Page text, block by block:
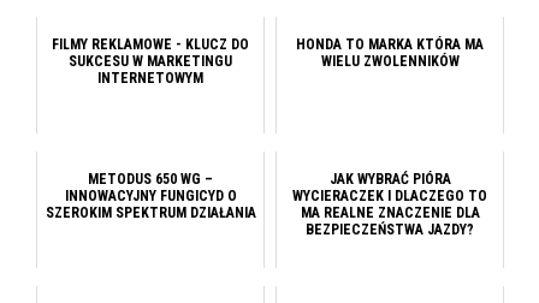
FILMY REKLAMOWE - KLUCZ DO
SUKCESU W MARKETINGU
INTERNETOWYM
HONDA TO MARKA KTÓRA MA
WIELU ZWOLENNIKÓW
METODUS 650 WG –
INNOWACYJNY FUNGICYD O
SZEROKIM SPEKTRUM DZIAŁANIA
JAK WYBRAĆ PIÓRA
WYCIERACZEK I DLACZEGO TO
MA REALNE ZNACZENIE DLA
BEZPIECZEŃSTWA JAZDY?